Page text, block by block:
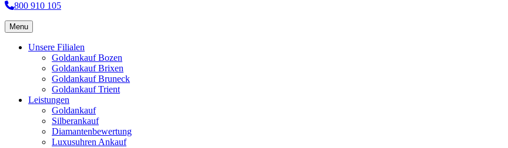
800 910 105
Menu
Unsere Filialen
Goldankauf Bozen
Goldankauf Brixen
Goldankauf Bruneck
Goldankauf Trient
Leistungen
Goldankauf
Silberankauf
Diamantenbewertung
Luxusuhren Ankauf